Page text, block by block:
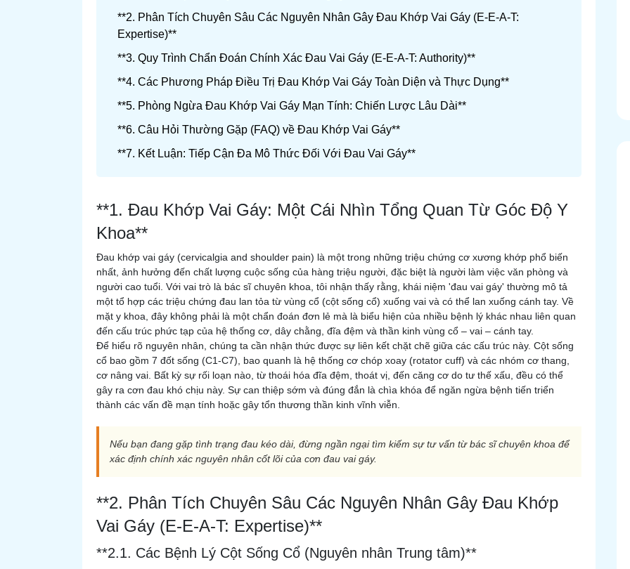
**2. Phân Tích Chuyên Sâu Các Nguyên Nhân Gây Đau Khớp Vai Gáy (E-E-A-T:
Expertise)**
**3. Quy Trình Chẩn Đoán Chính Xác Đau Vai Gáy (E-E-A-T: Authority)**
**4. Các Phương Pháp Điều Trị Đau Khớp Vai Gáy Toàn Diện và Thực Dụng**
**5. Phòng Ngừa Đau Khớp Vai Gáy Mạn Tính: Chiến Lược Lâu Dài**
**6. Câu Hỏi Thường Gặp (FAQ) về Đau Khớp Vai Gáy**
**7. Kết Luận: Tiếp Cận Đa Mô Thức Đối Với Đau Vai Gáy**
**1. Đau Khớp Vai Gáy: Một Cái Nhìn Tổng Quan Từ Góc Độ Y
Khoa**
Đau khớp vai gáy (cervicalgia and shoulder pain) là một trong những triệu chứng cơ xương khớp phổ biến
nhất, ảnh hưởng đến chất lượng cuộc sống của hàng triệu người, đặc biệt là người làm việc văn phòng và
người cao tuổi. Với vai trò là bác sĩ chuyên khoa, tôi nhận thấy rằng, khái niệm 'đau vai gáy' thường mô tả
một tổ hợp các triệu chứng đau lan tỏa từ vùng cổ (cột sống cổ) xuống vai và có thể lan xuống cánh tay. Về
mặt y khoa, đây không phải là một chẩn đoán đơn lẻ mà là biểu hiện của nhiều bệnh lý khác nhau liên quan
đến cấu trúc phức tạp của hệ thống cơ, dây chằng, đĩa đệm và thần kinh vùng cổ – vai – cánh tay.
Để hiểu rõ nguyên nhân, chúng ta cần nhận thức được sự liên kết chặt chẽ giữa các cấu trúc này. Cột sống
cổ bao gồm 7 đốt sống (C1-C7), bao quanh là hệ thống cơ chóp xoay (rotator cuff) và các nhóm cơ thang,
cơ nâng vai. Bất kỳ sự rối loạn nào, từ thoái hóa đĩa đệm, thoát vị, đến căng cơ do tư thế xấu, đều có thể
gây ra cơn đau khó chịu này. Sự can thiệp sớm và đúng đắn là chìa khóa để ngăn ngừa bệnh tiến triển
thành các vấn đề mạn tính hoặc gây tổn thương thần kinh vĩnh viễn.
Nếu bạn đang gặp tình trạng đau kéo dài, đừng ngần ngại tìm kiếm sự tư vấn từ bác sĩ chuyên khoa để
xác định chính xác nguyên nhân cốt lõi của cơn đau vai gáy.
**2. Phân Tích Chuyên Sâu Các Nguyên Nhân Gây Đau Khớp
Vai Gáy (E-E-A-T: Expertise)**
**2.1. Các Bệnh Lý Cột Sống Cổ (Nguyên nhân Trung tâm)**